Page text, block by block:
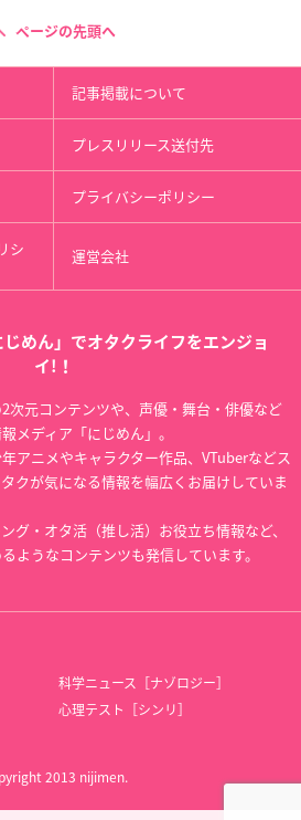
ページの先頭へ
記事掲載について
プレスリリース送付先
プライバシーポリシー
シ 運営会社
めん」でオタクライフをエンジョ
イ!！
次元コンテンツや、声優・舞台・俳優など
メディア「にじめん」。
アニメやキャラクター作品、VTuberなどス
クが気になる情報を幅広くお届けしていま
グ・オタ活（推し活）お役立ち情報など、
ようなコンテンツも発信しています。
科学ニュース［ナゾロジー］
心理テスト［シンリ］
2013 nijimen.